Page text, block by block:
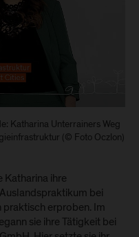
Katharina Unterrainers Weg
(© Foto Oczlon)
ihre
bei
erproben. Im
sie ihre Tätigkeit bei